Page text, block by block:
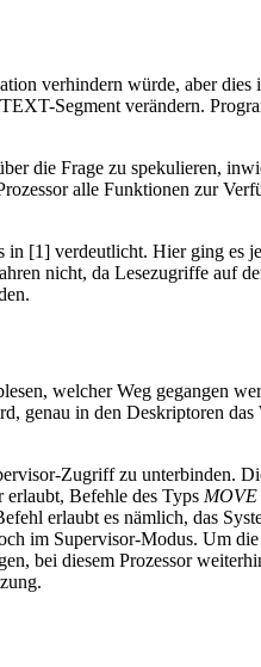
verhindern würde, aber
Segment verändern.
die Frage zu spekulieren,
alle Funktionen zur
[1] verdeutlicht. Hier ging es
nicht, da Lesezugriffe auf
welcher Weg gegangen
genau in den Deskriptoren
Zugriff zu unterbinden.
Befehle des Typs MOVE
erlaubt es nämlich, das
im Supervisor-Modus. Um
bei diesem Prozessor